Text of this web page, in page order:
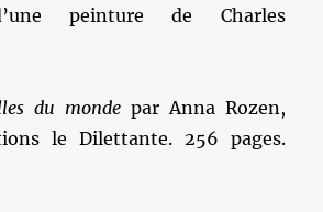
peinture de Charles
du monde par Anna Rozen,
le Dilettante. 256 pages.